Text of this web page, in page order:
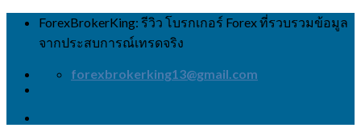
Skip
content
ForexBrokerKing: รีวิว โบรกเกอร์ Forex ที่รวบรวมข้อมูล
จากประสบการณ์เทรดจริง
forexbrokerking13@gmail.com